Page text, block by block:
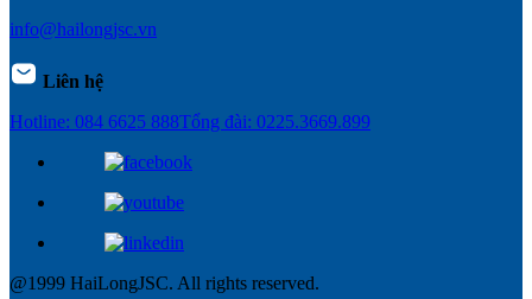
info@hailongjsc.vn
Liên hệ
Hotline: 084 6625 888Tổng đài: 0225.3669.899
@1999 HaiLongJSC. All rights reserved.